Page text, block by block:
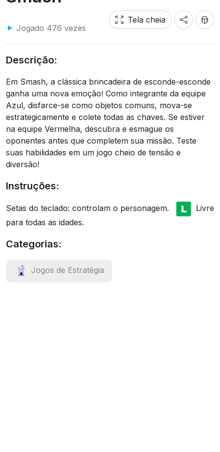
Jogado 476 vezes
Tela cheia
Descrição:
Em Smash, a clássica brincadeira de esconde-esconde
ganha uma nova emoção! Como integrante da equipe
Azul, disfarce-se como objetos comuns, mova-se
estrategicamente e colete todas as chaves. Se estiver
na equipe Vermelha, descubra e esmague os
oponentes antes que completem sua missão. Teste
suas habilidades em um jogo cheio de tensão e
diversão!
Instruções:
Setas do teclado: controlam o personagem.
Livre
para todas as idades.
Categorias:
Jogos de Estratégia